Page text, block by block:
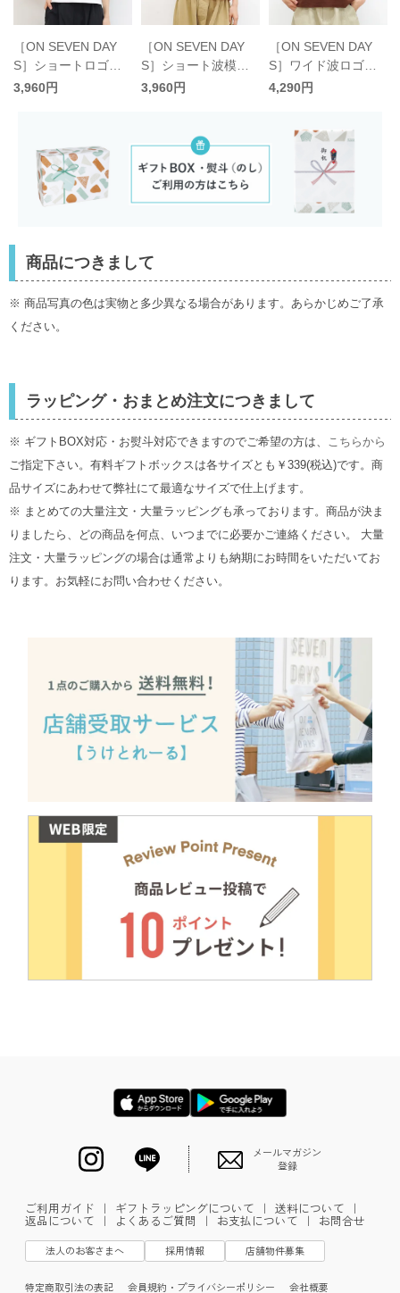
［ON SEVEN DAY
S］ショートロゴプ
リントTシャツ／オ
3,960円
［ON SEVEN DAY
S］ショート波模様
プリントTシャツ／
3,960円
［ON SEVEN DAY
S］ワイド波ロゴプ
リントTシャツ／オ
4,290円
商品につきまして
※ 商品写真の色は実物と多少異なる場合があります。あらかじめご了承
ください。
ラッピング・おまとめ注文につきまして
※ ギフトBOX対応・お熨斗対応できますのでご希望の方は、
こちらから
ご指定下さい。有料ギフトボックスは各サイズとも￥339(税込)です。商
品サイズにあわせて弊社にて最適なサイズで仕上げます。
※ まとめての大量注文・大量ラッピングも承っております。商品が決ま
りましたら、どの商品を何点、いつまでに必要かご連絡ください。 大量
注文・大量ラッピングの場合は通常よりも納期にお時間をいただいてお
ります。お気軽にお問い合わせください。
メールマガジン
登録
ご利用ガイド ｜ ギフトラッピングについて ｜ 送料について ｜
返品について ｜ よくあるご質問 ｜ お支払について ｜ お問合せ
法人のお客さまへ 採用情報 店舗物件募集
特定商取引法の表記 会員規約・プライバシーポリシー 会社概要